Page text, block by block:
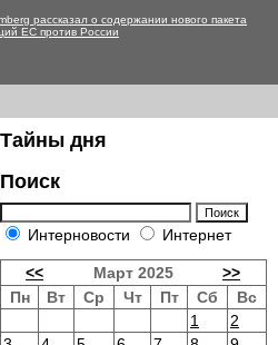
рассказал о содержании нового пакета
ЕС против России
Тайны дня
Поиск
Интерновости Интернет
<< Март 2025
>>
Пн
Вт Ср Чт Пт Сб
Вс
1
2